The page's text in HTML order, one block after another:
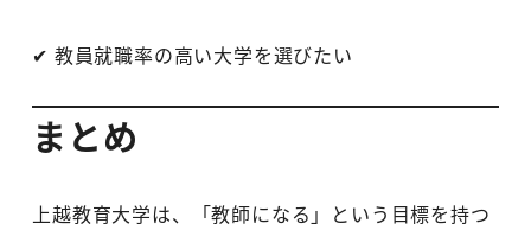
✔ 教員就職率の高い大学を選びたい
まとめ
上越教育大学は、「教師になる」という目標を持つ